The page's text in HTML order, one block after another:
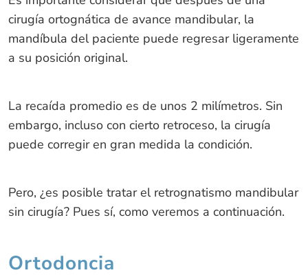
cirugía ortognática de avance mandibular, la
mandíbula del paciente puede regresar ligeramente
a su posición original.
La recaída promedio es de unos 2 milímetros. Sin
embargo, incluso con cierto retroceso, la cirugía
puede corregir en gran medida la condición.
Pero, ¿es posible tratar el retrognatismo mandibular
sin cirugía? Pues sí, como veremos a continuación.
Ortodoncia